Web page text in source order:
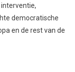
democratische
en de rest van de